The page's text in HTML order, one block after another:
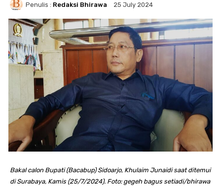
Penulis : Redaksi Bhirawa 25 July 2024
Bakal calon Bupati (Bacabup) Sidoarjo, Khulaim Junaidi saat ditemui
di Surabaya, Kamis (25/7/2024). Foto: gegeh bagus setiadi/bhirawa